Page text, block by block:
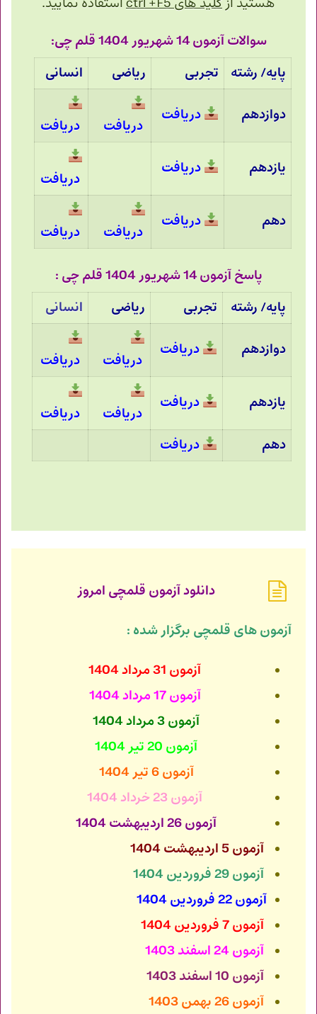
سوالات آزمون 14 شهریور 1404 قلم چی:
پایه/ رشته
تجربی ریاضی انسانی
دوازدهم دریافت
دریافت دریافت
یازدهم دریافت
دریافت
دهم دریافت
دریافت دریافت
پاسخ آزمون 14 شهریور 1404 قلم چی :
پایه/ رشته
تجربی ریاضی انسانی
دوازدهم دریافت
دریافت دریافت
یازدهم دریافت
دریافت
دریافت
دهم
دریافت
دانلود آزمون قلمچی امروز
آزمون های قلمچی برگزار شده :
آزمون 31 مرداد 1404
آزمون 17 مرداد 1404
آزمون 3 مرداد 1404
آزمون 20 تیر 1404
آزمون 6 تیر 1404
آزمون 23 خرداد 1404
آزمون 26 اردیبهشت 1404
آزمون 5 اردیبهشت 1404
آزمون 29 فروردین 1404
آزمون 22 فروردین 1404
آزمون 7 فروردین 1404
آزمون 24 اسفند 1403
آزمون 10 اسفند 1403
آزمون 26 بهمن 1403